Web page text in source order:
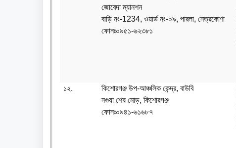
জোবেদা ম্যানশন
বাড়ি নং-1234, ওয়ার্ড নং-০৯, পারলা, নেত্রকোণা
ফোনঃ০৯৫১-৬২৩৮১
১২.
কিশোরগঞ্জ উপ-আঞ্চলিক কেন্দ্র, বাউবি
নগুয়া শেষ মোড়, কিশোরগঞ্জ
ফোনঃ০৯৪১-৬১৬৮৭